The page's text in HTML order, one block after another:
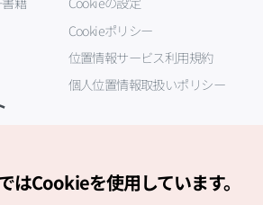
Cookieポリシー
位置情報サービス利用規約
個人位置情報取扱いポリシー
はCookieを使用しています。